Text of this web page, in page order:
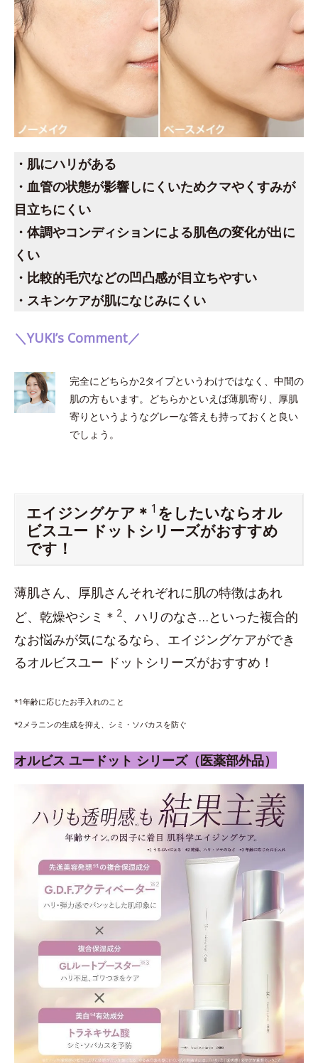
・肌にハリがある
・血管の状態が影響しにくいためクマやくすみが
目立ちにくい
・体調やコンディションによる肌色の変化が出に
くい
・比較的毛穴などの凹凸感が目立ちやすい
・スキンケアが肌になじみにくい
＼YUKI’s Comment／
完全にどちらか2タイプというわけではなく、中間の
肌の方もいます。どちらかといえば薄肌寄り、厚肌
寄りというようなグレーな答えも持っておくと良い
でしょう。
エイジングケア＊ 1 をしたいならオル
ビスユー ドットシリーズがおすすめ
です！
薄肌さん、厚肌さんそれぞれに肌の特徴はあれ
ど、乾燥やシミ＊ 2、ハリのなさ…といった複合的
なお悩みが気になるなら、エイジングケアができ
るオルビスユー ドットシリーズがおすすめ！
*1年齢に応じたお手入れのこと
*2メラニンの生成を抑え、シミ・ソバカスを防ぐ
オルビス ユードット シリーズ（医薬部外品）